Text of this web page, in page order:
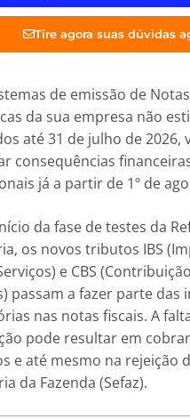
Tire agora suas dúvidas
de emissão de
da sua empresa não
até 31 de julho de 2026,
consequências
já a partir de 1º de
da fase de testes da
os novos tributos IBS
e CBS
passam a fazer parte das
nas notas fiscais. A
pode resultar em
e até mesmo na rejeição
da Fazenda (Sefaz).